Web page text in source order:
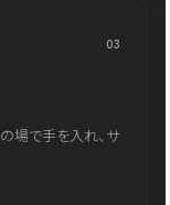
03
場で手を入れ、サ